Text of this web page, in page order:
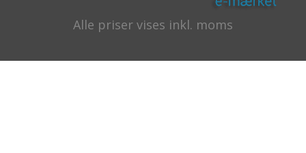
Alle priser vises inkl. moms